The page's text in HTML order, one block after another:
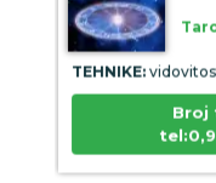
TEHNIKE:
Broj